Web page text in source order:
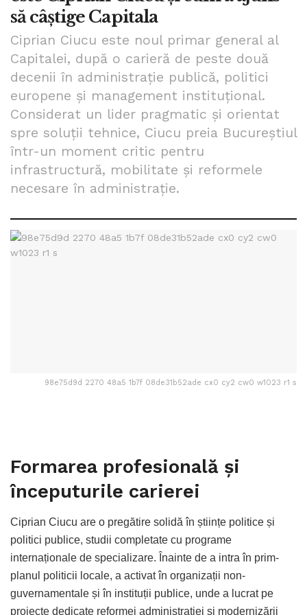
să câștige Capitala
Ciprian Ciucu este noul primar general al
Capitalei, după o carieră de peste două
decenii în administrație publică, politici
europene și management instituțional.
Considerat un lider pragmatic și orientat
spre soluții tehnice, Ciucu preia Bucureștiul
într-un moment critic pentru
infrastructură, mobilitate și reformele
necesare în administrație.
98e75d9d 2270 48a5 1b7f 08de31b52ade cx0 cy2 cw0 w1023 r1 s
Formarea profesională și
începuturile carierei
Ciprian Ciucu are o pregătire solidă în științe politice și
politici publice, studii completate cu programe
internaționale de specializare. Înainte de a intra în prim-
planul politicii locale, a activat în organizații non-
guvernamentale și în instituții publice, unde a lucrat pe
proiecte dedicate reformei administrației și modernizării